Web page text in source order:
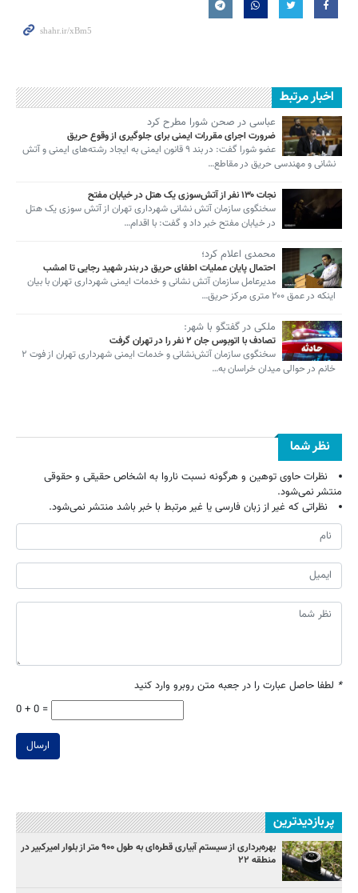
اخبار مرتبط
عباسی در صحن شورا مطرح کرد
ضرورت اجرای مقررات ایمنی برای جلوگیری از وقوع حریق
عضو شورا گفت: در بند ۹ قانون ایمنی به ایجاد رشته‌های ایمنی و آتش
نشانی و مهندسی حریق در مقاطع…
نجات ۱۳۰ نفر از آتش‌سوزی یک هتل در خیابان مفتح
سخنگوی سازمان آتش نشانی شهرداری تهران از آتش سوزی یک هتل
در خیابان مفتح خبر داد و گفت: با اقدام…
محمدی اعلام کرد؛
احتمال پایان عملیات اطفای حریق در بندر شهید رجایی تا امشب
مدیرعامل سازمان آتش نشانی و خدمات ایمنی شهرداری تهران با بیان
اینکه در عمق ۲۰۰ متری مرکز حریق…
ملکی در گفتگو با شهر:
تصادف با اتوبوس جان ۲ نفر را در تهران گرفت
سخنگوی سازمان آتش‌نشانی و خدمات ایمنی شهرداری تهران از فوت ۲
خانم در حوالی میدان خراسان به…
نظر شما
نظرات حاوی توهین و هرگونه نسبت ناروا به اشخاص حقیقی و حقوقی
منتشر نمی‌شود.
نظراتی که غیر از زبان فارسی یا غیر مرتبط با خبر باشد منتشر نمی‌شود.
* لطفا حاصل عبارت را در جعبه متن روبرو وارد کنید
0 + 0 =
ارسال
پربازدیدترین
بهره‌برداری از سیستم آبیاری قطره‌ای به طول ۹۰۰ متر از بلوار امیرکبیر در
منطقه ۲۲